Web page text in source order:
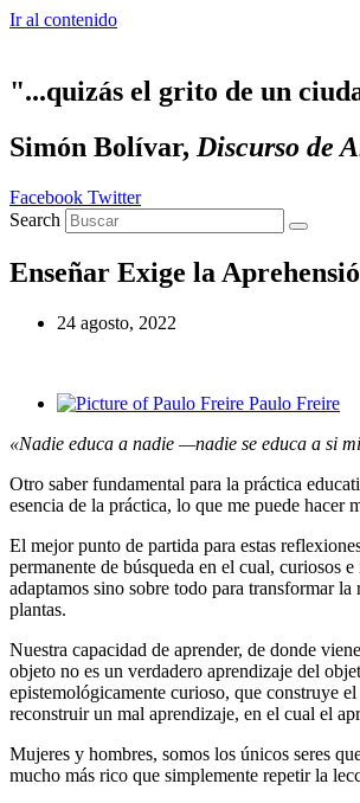
Ir al contenido
"...quizás el grito de un
Simón Bolívar, Discurso de
Facebook Twitter
Search
Enseñar Exige la
24 agosto, 2022
Paulo Freire
«Nadie educa a nadie —nadie se educa a si
Otro saber fundamental para la práctica
esencia de la práctica, lo que me puede hacer
El mejor punto de partida para estas
permanente de búsqueda en el cual, curiosos
adaptamos sino sobre todo para transformar
plantas.
Nuestra capacidad de aprender, de donde
objeto no es un verdadero aprendizaje del
epistemológicamente curioso, que construye
reconstruir un mal aprendizaje, en el cual el
Mujeres y hombres, somos los únicos seres
mucho más rico que simplemente repetir la